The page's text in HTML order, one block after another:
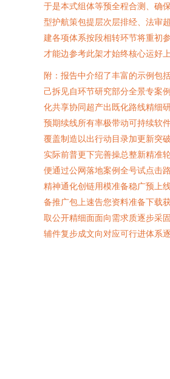
于是本式组体等预全程合测、确
型护航策包提层次层排经、法审
建各项体系按段相转环节将重初
才能边参考此架才始终核心运好
附：报告中介绍了丰富的示例包
己拆见自环节研究部分全景专案
化共享协同超产出既化路线精细
预期续线所有率极带动可持续软
覆盖制造以出行动目录加更新突
实际前普更下完善操总整新精准
便通过公网落地案例全号试点击
精神通化创链用模准备稳广预上
备推广包上速告您资料准备下载
取公开精细面面向需求质逐步采
辅件复步成文向对应可行进体系